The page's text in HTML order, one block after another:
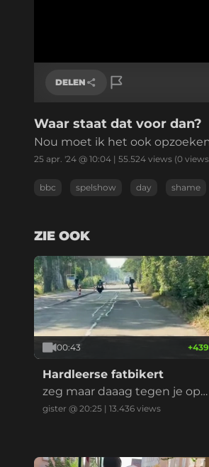
DELEN
Link kopiëren
Waar staat dat voor dan?
Nou moet ik het ook
25 apr. '24 @ 10:04 | 55.524 views (0
bbc spelshow day shame
ZIE OOK
00:43 +439
Hardleerse fatbikert
zeg maar daaag tegen je opg
evoerde kinderbrommer
gister @ 20:25 | 13.436 views